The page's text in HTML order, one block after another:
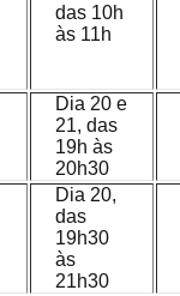
das 10h
às 11h
Dia 20 e
21, das
19h às
20h30
Dia 20,
das
19h30
às
21h30